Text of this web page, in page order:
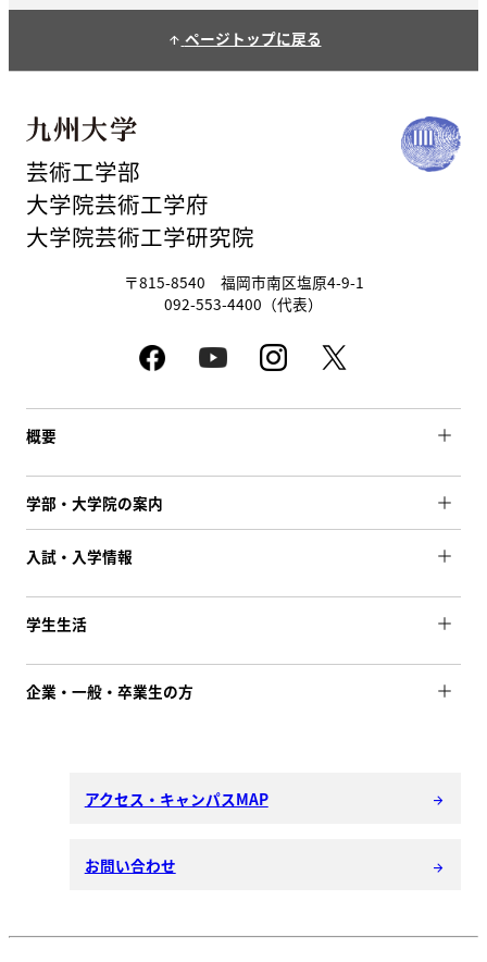
arrow_upward ページトップに戻る
芸術工学部
大学院芸術工学府
大学院芸術工学研究院
〒815-8540 福岡市南区塩原4-9-1
092-553-4400（代表）
概要
学部・大学院の案内
入試・入学情報
学生生活
企業・一般・卒業生の方
アクセス・キャンパスMAP arrow_forward
お問い合わせ arrow_forward